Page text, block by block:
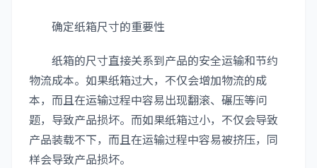
确定纸箱尺寸的重要性
纸箱的尺寸直接关系到产品的安全运输和节约
物流成本。如果纸箱过大，不仅会增加物流的成
本，而且在运输过程中容易出现翻滚、碾压等问
题，导致产品损坏。而如果纸箱过小，不仅会导致
产品装载不下，而且在运输过程中容易被挤压，同
样会导致产品损坏。